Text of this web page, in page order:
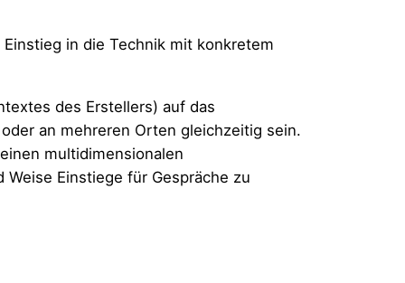
in die Technik mit konkretem
des Erstellers) auf das
an mehreren Orten gleichzeitig sein.
multidimensionalen
Einstiege für Gespräche zu